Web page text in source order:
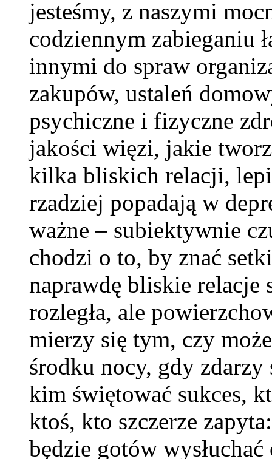
jesteśmy, z naszymi
codziennym zabieganiu
innymi do spraw
zakupów, ustaleń
psychiczne i fizyczne
jakości więzi, jakie
kilka bliskich relacji,
rzadziej popadają w
ważne – subiektywnie
chodzi o to, by znać
naprawdę bliskie relacje
rozległa, ale
mierzy się tym, czy
środku nocy, gdy
kim świętować sukces,
ktoś, kto szczerze
będzie gotów